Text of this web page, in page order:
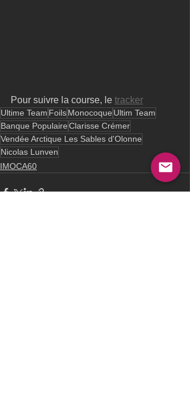
Pour suivre la course, le tracker
Ultime Team FoilsMonocoque Ultim Team
Banque PopulaireClarisse Crémer
Vendée Arctique Les Sables d'Olonne
Nicolas Lunven
IMOCA60